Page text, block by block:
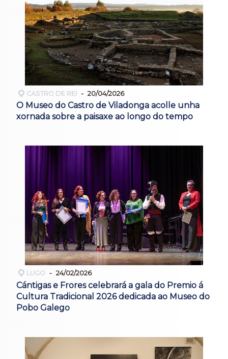
CASTRO DE REI 20/04/2026
O Museo do Castro de Viladonga acolle unha
xornada sobre a paisaxe ao longo do tempo
LUGO 24/02/2026
Cántigas e Frores celebrará a gala do Premio á
Cultura Tradicional 2026 dedicada ao Museo do
Pobo Galego